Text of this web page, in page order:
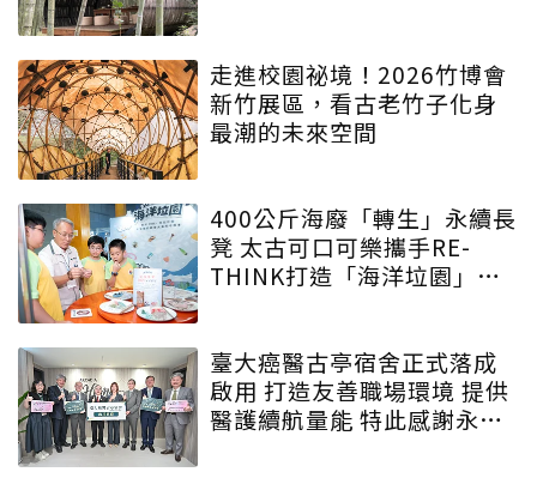
走進校園祕境！2026竹博會
新竹展區，看古老竹子化身
最潮的未來空間
400公斤海廢「轉生」永續長
凳 太古可口可樂攜手RE-
THINK打造「海洋垃園」特
臺大癌醫古亭宿舍正式落成
啟用 打造友善職場環境 提供
醫護續航量能 特此感謝永齡